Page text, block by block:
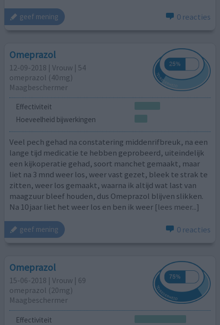
geef mening 0 reacties
Omeprazol
12-09-2018 | Vrouw | 54
omeprazol (40mg)
Maagbeschermer
Effectiviteit
Hoeveelheid bijwerkingen
Veel pech gehad na constatering middenrifbreuk, na een
lange tijd medicatie te hebben geprobeerd, uiteindelijk
een kijkoperatie gehad, soort manchet gemaakt, maar
liet na 3 mnd weer los, weer vast gezet, bleek te strak te
zitten, weer los gemaakt, waarna ik altijd wat last van
maagzuur bleef houden, dus Omeprazol blijven slikken.
Na 10 jaar liet het weer los en ben ik weer [lees meer...]
geef mening 0 reacties
Omeprazol
15-06-2018 | Vrouw | 69
omeprazol (20mg)
Maagbeschermer
Effectiviteit